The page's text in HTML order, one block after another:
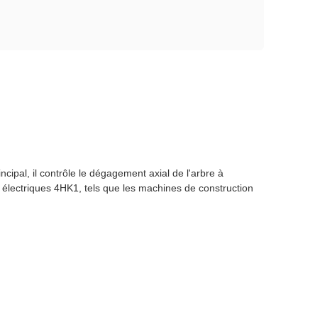
il contrôle le dégagement axial de l'arbre à
4HK1, tels que les machines de construction